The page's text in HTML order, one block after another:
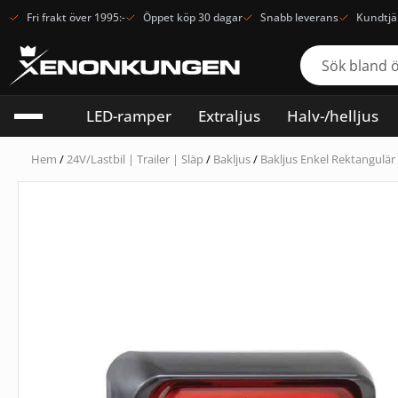
Fri frakt över 1995:- Öppet köp 30 dagar Snabb leverans
LED-ramper Extraljus Halv-/helljus
Hem / 24V/Lastbil | Trailer | Släp/ Bakljus/ Bakljus Enkel Rektangulär